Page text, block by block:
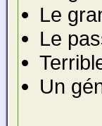
Le
Le
Un